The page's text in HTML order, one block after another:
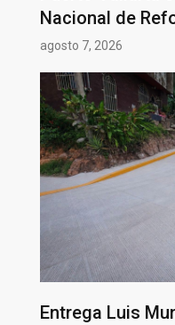
Nacional de
agosto 7, 2026
Entrega Luis